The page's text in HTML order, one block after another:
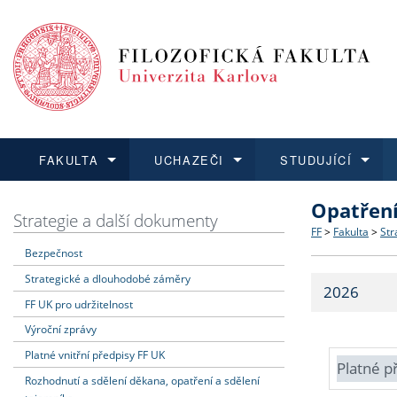
FAKULTA
Dozvědět se více
Struktura
Strategie
Fakultní
UCHAZEČI
Podat přihlášku
Co
Učitelské
STUDUJÍCÍ
Dozvědět se více
Dozvědět se více
O vědě a
Dozvědět se více
Aktuální
Strategie a další dokumenty
Bezpečnost
Strategické a dlouhodobé záměry
FF UK pro udržitelnost
Výroční zprávy
Platné vnitřní předpisy FF UK
Rozhodnutí a sdělení děkana, opatření a sdělení
FF > Fakulta >
2026
Platné